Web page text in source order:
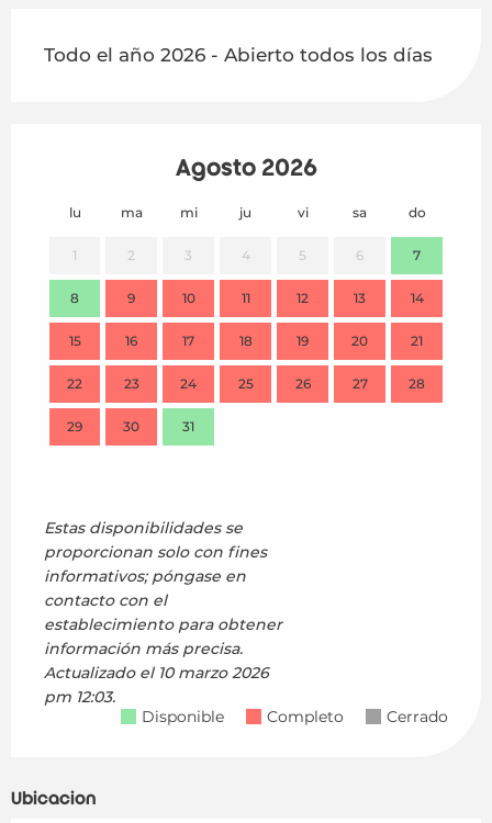
Todo el año 2026 - Abierto todos los días
Agosto 2026
lu ma mi ju vi sa do
1 2 3 4 5 6 7
8 9 10 11 12 13 14
15 16 17 18 19 20 21
22 23 24 25 26 27 28
29 30 31
Estas disponibilidades se
proporcionan solo con fines
informativos; póngase en
contacto con el
establecimiento para obtener
información más precisa.
Actualizado el10 marzo 2026
pm 12:03.
Disponible
Completo Cerrado
Ubicación